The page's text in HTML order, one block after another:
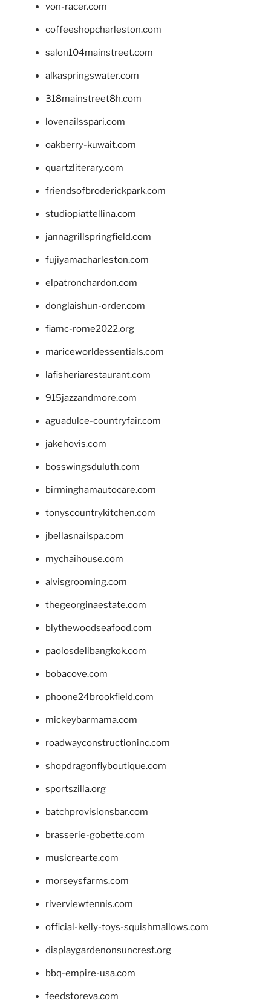
von-racer.com
coffeeshopcharleston.com
salon104mainstreet.com
alkaspringswater.com
318mainstreet8h.com
lovenailsspari.com
oakberry-kuwait.com
quartzliterary.com
friendsofbroderickpark.com
studiopiattellina.com
jannagrillspringfield.com
fujiyamacharleston.com
elpatronchardon.com
donglaishun-order.com
fiamc-rome2022.org
mariceworldessentials.com
lafisheriarestaurant.com
915jazzandmore.com
aguadulce-countryfair.com
jakehovis.com
bosswingsduluth.com
birminghamautocare.com
tonyscountrykitchen.com
jbellasnailspa.com
mychaihouse.com
alvisgrooming.com
thegeorginaestate.com
blythewoodseafood.com
paolosdelibangkok.com
bobacove.com
phoone24brookfield.com
mickeybarmama.com
roadwayconstructioninc.com
shopdragonflyboutique.com
sportszilla.org
batchprovisionsbar.com
brasserie-gobette.com
musicrearte.com
morseysfarms.com
riverviewtennis.com
official-kelly-toys-squishmallows.com
displaygardenonsuncrest.org
bbq-empire-usa.com
feedstoreva.com